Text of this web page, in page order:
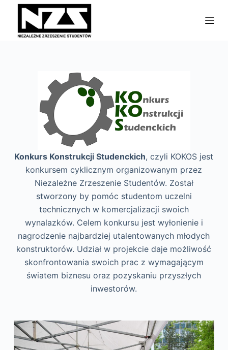
Konkurs Konstrukcji Studenckich, czyli KOKOS jest
konkursem cyklicznym organizowanym przez
Niezależne Zrzeszenie Studentów. Został
stworzony by pomóc studentom uczelni
technicznych w komercjalizacji swoich
wynalazków. Celem konkursu jest wyłonienie i
nagrodzenie najbardziej utalentowanych młodych
konstruktorów. Udział w projekcie daje możliwość
skonfrontowania swoich prac z wymagającym
światem biznesu oraz pozyskaniu przyszłych
inwestorów.